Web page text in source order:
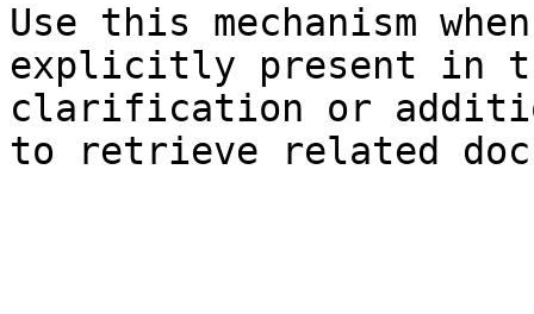
Use this mechanism
explicitly present in
clarification or